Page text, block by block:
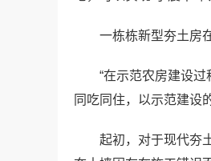
一栋栋新型夯土房
“在示范农房建设
同吃同住，以示范建设
起初，对于现代夯